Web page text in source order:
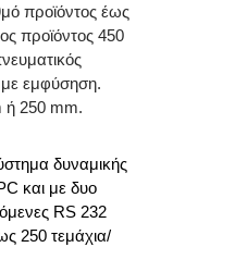
προϊόντος έως
προϊόντος 450
εμφύσηση.
ή 250 mm.
δυναμικής
και με δυο
RS 232
250 τεμάχια/